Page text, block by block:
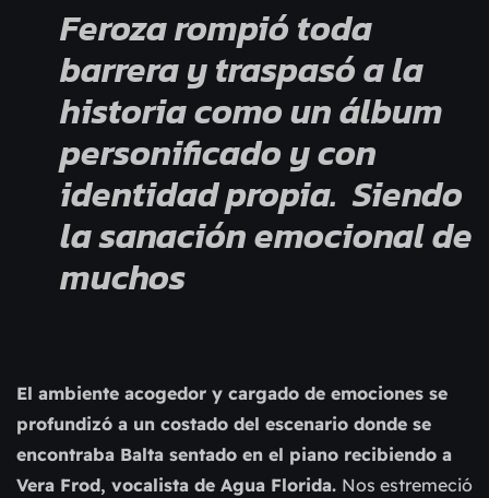
Feroza rompió toda
barrera y traspasó a la
historia como un álbum
personificado y con
identidad propia. Siendo
la sanación emocional de
muchos
El ambiente acogedor y cargado de emociones se
profundizó a un costado del escenario donde se
encontraba Balta sentado en el piano recibiendo a
Vera Frod, vocalista de Agua Florida. Nos estremeció